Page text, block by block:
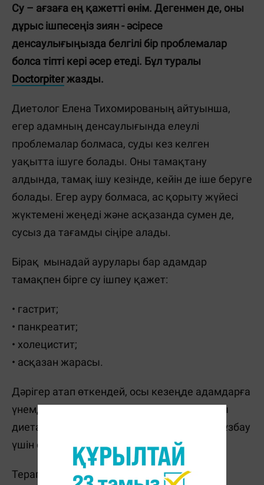
Су – ағзаға ең қажетті өнім. Дегенмен де, оны
дұрыс ішпесеңіз зиян - әсіресе
денсаулығыңызда белгілі бір проблемалар
болса тіпті кері әсер етеді. Бұл туралы
Doctorpiterжазды.
Диетолог Елена Тихомированың айтуынша,
егер адамның денсаулығында елеулі
проблемалар болмаса, суды кез келген
уақытта ішуге болады. Оны тамақтану
алдында, тамақ ішу кезінде, кейін де іше беруге
болады. Егер ауру болмаса, ас қорыту жүйесі
жүктемені жеңеді және асқазанда сумен де,
сусыз да тағамды сіңіре алады.
Бірақ мынадай аурулары бар адамдар
тамақпен бірге су ішпеу қажет:
• гастрит;
• панкреатит;
• холецистит;
• асқазан жарасы.
Дәрігер атап өткендей, осы кезеңде адамдарға
үнемді диета тағайындалады. Ал адам осы
диетаны ұстанған кезде ас қорыту сөлін бұзбау
үшін суды тамақтан бөлек ішу керек.
Терапевт Елена Черненконың айтуынша